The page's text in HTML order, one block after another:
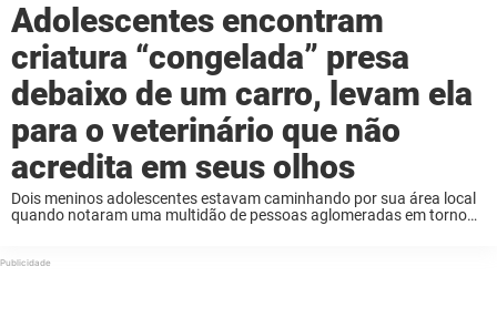
Adolescentes encontram
criatura “congelada” presa
debaixo de um carro, levam ela
para o veterinário que não
acredita em seus olhos
Dois meninos adolescentes estavam caminhando por sua área local
quando notaram uma multidão de pessoas aglomeradas em torno